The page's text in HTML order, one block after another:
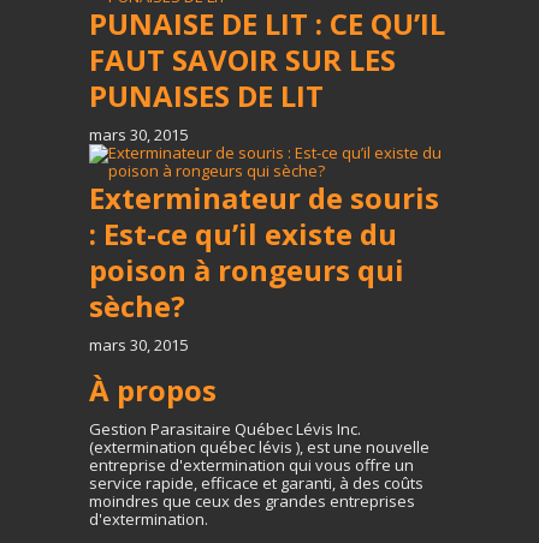
PUNAISE DE LIT : CE QU’IL
FAUT SAVOIR SUR LES
PUNAISES DE LIT
mars 30, 2015
Exterminateur de souris
: Est-ce qu’il existe du
poison à rongeurs qui
sèche?
mars 30, 2015
À propos
Gestion Parasitaire Québec Lévis Inc.
(extermination québec lévis ), est une nouvelle
entreprise d'extermination qui vous offre un
service rapide, efficace et garanti, à des coûts
moindres que ceux des grandes entreprises
d'extermination.